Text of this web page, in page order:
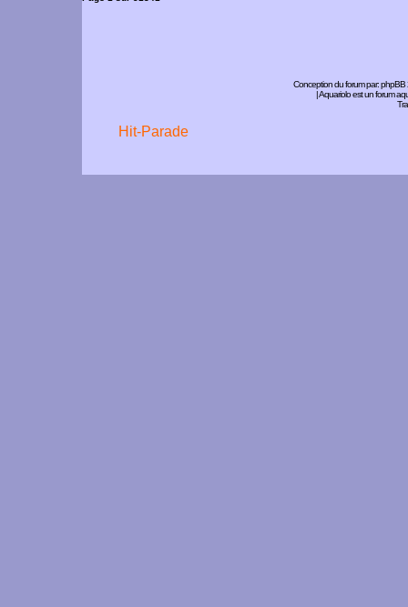
Conception du forum par:phpBB
| Aquariolo est un forum